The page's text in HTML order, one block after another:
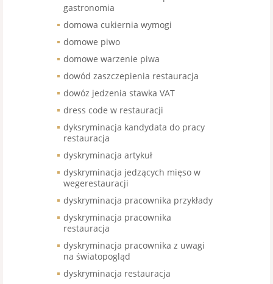
gastronomia
domowa cukiernia wymogi
domowe piwo
domowe warzenie piwa
dowód zaszczepienia restauracja
dowóz jedzenia stawka VAT
dress code w restauracji
dyksryminacja kandydata do pracy
restauracja
dyskryminacja artykuł
dyskryminacja jedzących mięso w
wegerestauracji
dyskryminacja pracownika przykłady
dyskryminacja pracownika
restauracja
dyskryminacja pracownika z uwagi
na światopogląd
dyskryminacja restauracja